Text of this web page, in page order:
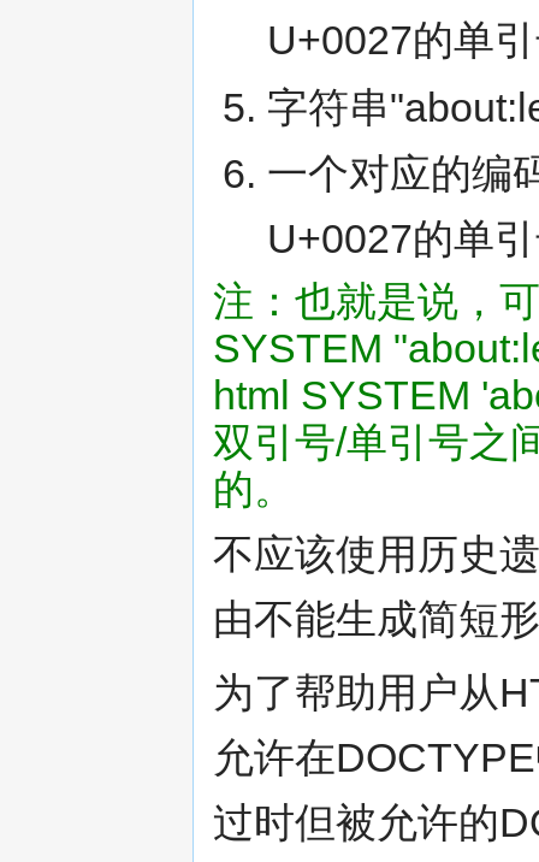
U+0027的单
字符串
一个对应的编
U+0027的单
注：也就是说，
SYSTEM
html SYSTEM
双引号/单引号之
的。
不应该使用历史
由不能生成简短
为了帮助用户从
允许在
过时但被允许的